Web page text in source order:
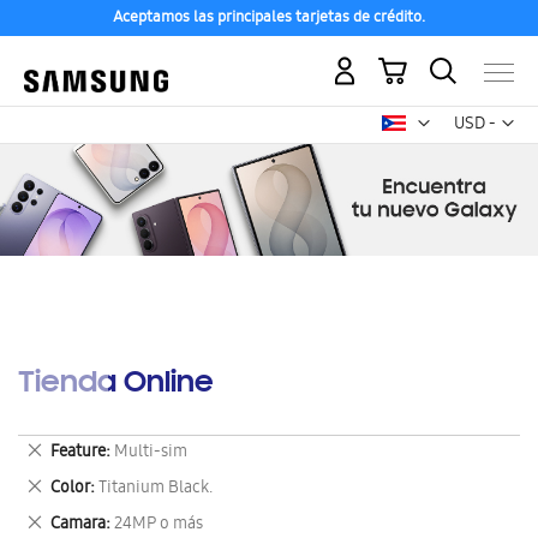
Aceptamos las principales tarjetas de crédito.
USD -
dólar
Mi carrito
Tienda Online
Feature Multi-sim
Eliminar
este
artículo
Color Titanium Black.
Eliminar
este
Camara 24MP o más
Eliminar